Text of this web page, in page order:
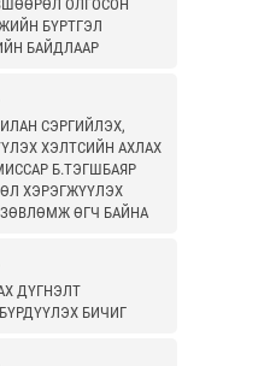
ОЛГОСОН
БҮРТГЭЛ
БАЙДЛААР
СЭРГИЙЛЭХ,
ХЭЛТСИЙН АХЛАХ
Б.ТЭГШБАЯР
ХЭРЭГЖҮҮЛЭХ
ЗӨВЛӨМЖ ӨГЧ БАЙНА
ДҮГНЭЛТ
БИЧИГ